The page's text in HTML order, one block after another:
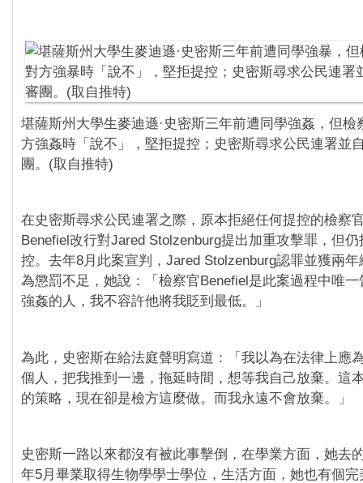
堪薩斯州大學生麥迪遜·史密斯三年前遭同學強姦，但檢
方強姦時「說不」，堅拒提控；史密斯尋求公民連署並
團。(取自推特)
在史密斯尋求公民連署之際，原本拒絕任何提控的檢察
Benefiel改行對Jared Stolzenburg提出加重攻擊罪，但
控。去年8月此案宣判，Jared Stolzenburg認罪並獲兩
為懲罰不足，她說：「檢察官Benefiel是此案過程中唯
強姦的人，我不容許他將我貶到最低。」
為此，史密斯在給法庭聲明寫道：「我以為在法律上應
個人，把我推到一邊，拖延時間，想等我自己放棄。這
的策略，現在卻是檢方這麼做。而我永遠不會放棄。」
史密斯一路以來都沒有被此事擊倒，在學業方面，她去
年5月畢業取得生物學學士學位，生活方面，她也有個